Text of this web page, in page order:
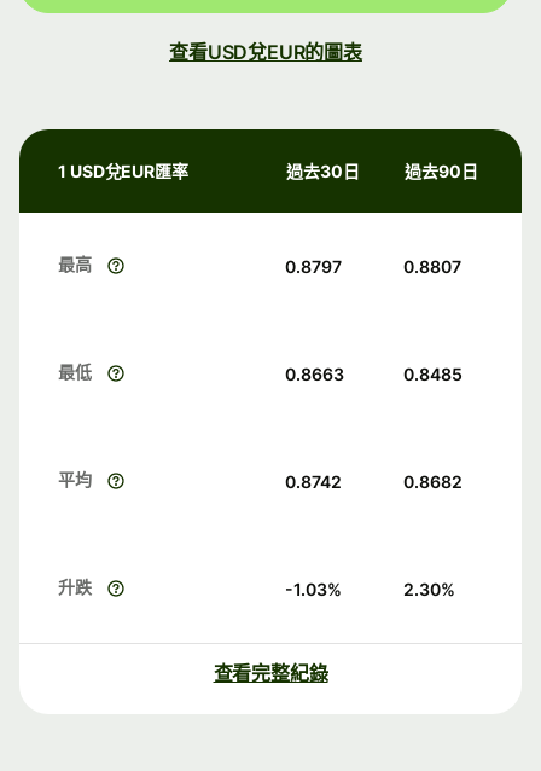
查看USD兌EUR的圖表
1 USD兌EUR匯率 過去30日 過去90日
最高 0.8797 0.8807
最低 0.8663 0.8485
平均 0.8742 0.8682
升跌 -1.03% 2.30%
查看完整紀錄